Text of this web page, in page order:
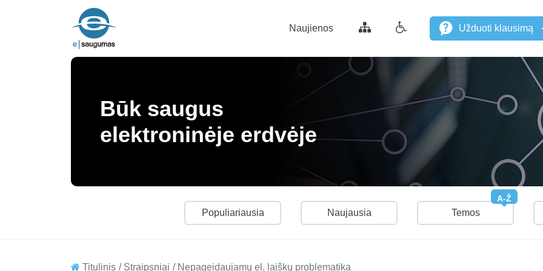
Naujienos Užduoti klausimą
Būk saugus
elektroninėje erdvėje
Populiariausia Naujausia Temos
A-Ž
Titulinis Straipsniai Nepageidaujamų el. laiškų problematika